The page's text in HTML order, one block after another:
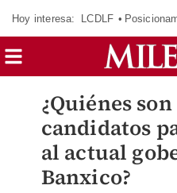
Hoy interesa: LCDLF
¿Quiénes
candidatos
al actual
Banxico?